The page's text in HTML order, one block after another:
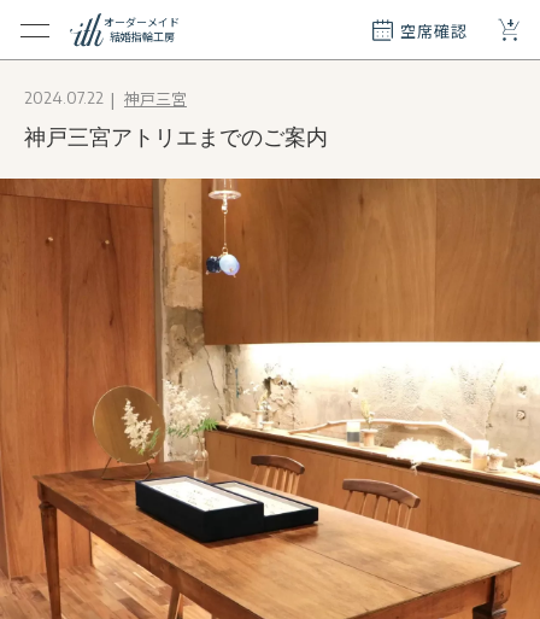
オーダーメイド
結婚指輪工房
空席確認 +
メイド
2024.07.22 神戸三宮
神戸三宮アトリエまでのご案内